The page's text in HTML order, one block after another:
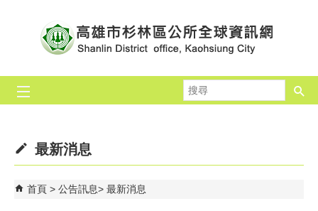
尋
最新消息
首頁 公告訊息 最新消息